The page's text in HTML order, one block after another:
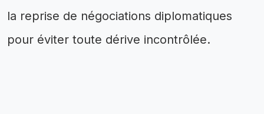
la reprise de négociations diplomatiques
pour éviter toute dérive incontrôlée.